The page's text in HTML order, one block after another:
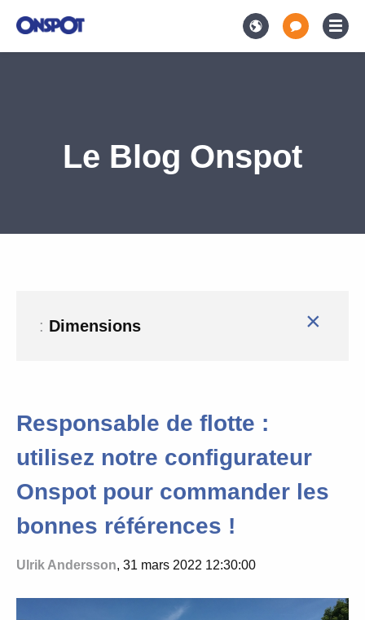
Le Blog Onspot
: Dimensions ×
Responsable de flotte :
utilisez notre configurateur
Onspot pour commander les
bonnes références !
Ulrik Andersson, 31 mars 2022 12:30:00